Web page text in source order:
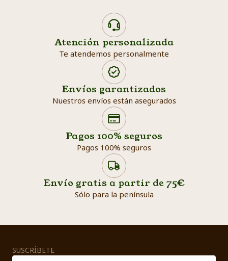
Atención personalizada
Te atendemos personalmente
Envíos garantizados
Nuestros envíos están asegurados
Pagos 100% seguros
Pagos 100% seguros
Envío gratis a partir de 75€
Sólo para la península
Search products
SUSCRÍBETE